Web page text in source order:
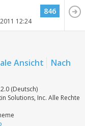
12:24
846
Ansicht
Nach
(Deutsch)
Solutions, Inc. Alle Rechte